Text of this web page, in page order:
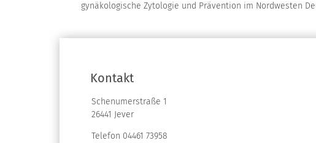
gynäkologische Zytologie und Prävention im Nordwesten
Kontakt
Schenumerstraße 1
26441 Jever
Telefon 04461 73958